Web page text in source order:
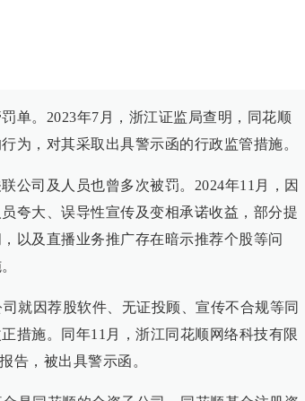
单。2023年7月，浙江证监局查明，同花顺
为，对其采取出具警示函的行政监管措施。
公司及人员也曾多次被罚。2024年11月，因
夸大、误导性宣传及变相承诺收益，部分提
以及直播业务推广存在暗示推荐个股等问
就因荐股软件、无证投顾、宣传不合规等同
措施。同年11月，浙江同花顺网络科技有限
告，被出具警示函。